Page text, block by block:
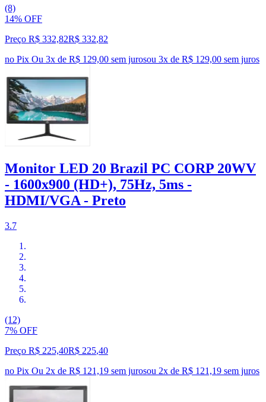
(8)
14% OFF
Preço R$ 332,82R$ 332,82
no Pix Ou 3x de R$ 129,00 sem jurosou 3x de R$ 129,00 sem juros
Monitor LED 20 Brazil PC CORP 20WV
- 1600x900 (HD+), 75Hz, 5ms -
HDMI/VGA - Preto
3.7
(12)
7% OFF
Preço R$ 225,40R$ 225,40
no Pix Ou 2x de R$ 121,19 sem jurosou 2x de R$ 121,19 sem juros